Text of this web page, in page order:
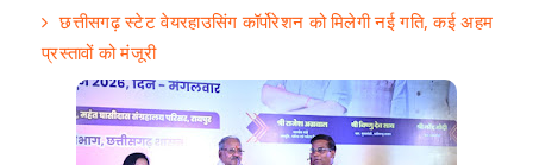
छत्तीसगढ़ स्टेट वेयरहाउसिंग कॉर्पोरेशन को मिलेगी नई गति, कई अहम
प्रस्तावों को मंजूरी